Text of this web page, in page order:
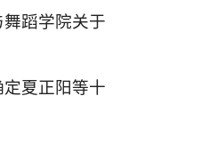
舞蹈学院关于
定夏正阳等十